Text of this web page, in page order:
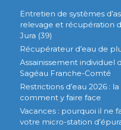
Entretien de systèmes
relevage et récupération
Jura (39)
Récupérateur d’eau de
Assainissement individuel
Sagéau Franche-Comté
Restrictions d’eau 2026 :
comment y faire face
Vacances : pourquoi il ne
votre micro-station